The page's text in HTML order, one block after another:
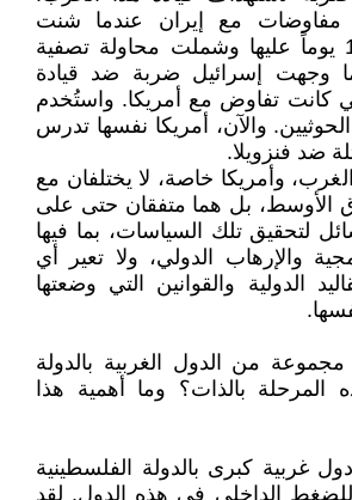
مفاوضات مع إيران عندما شنت
إسرائيل حرب الـ12 يوماً عليها وشملت محاولة تصفية
كما وجهت إسرائيل ضربة ضد قيادة
تفاوض مع أمريكا. واستُخدم
والآن، أمريكا نفسها تدرس
ضد فنزويلا.
وأمريكا خاصة، لا يختلفان مع
الأوسط، بل هما متفقان حتى على
لتحقيق تلك السياسات، بما فيها
والإرهاب الدولي، ولا تعير أي
الدولية والقوانين التي وضعتها
من الدول الغربية بالدولة
المرحلة بالذات؟ وما أهمية هذا
غربية كبرى بالدولة الفلسطينية
الداخلي في هذه الدول. لقد